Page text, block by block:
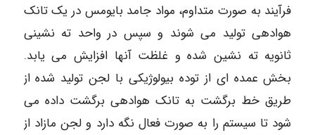
فرآیند به صورت متداوم، مواد جامد بایومس در یک تانک
هوادهی تولید می شوند و سپس در واحد ته نشینی
ثانویه ته نشین شده و غلظت آنها افزایش می یابد.
بخش عمده ای از توده بیولوژیکی با لجن تولید شده از
طریق خط برگشت به تانک هوادهی برگشت داده می
شود تا سیستم را به صورت فعال نگه دارد و لجن مازاد از